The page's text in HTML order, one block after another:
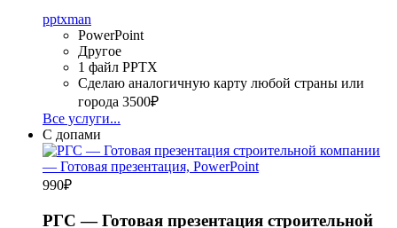
pptxman
PowerPoint
Другое
1 файл PPTX
Сделаю аналогичную карту любой страны или
города 3500₽
Все услуги...
С допами
990₽
РГС — Готовая презентация строительной